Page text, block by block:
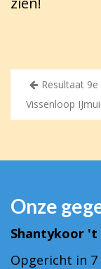
Bericht
navigatie
Resultaat 9e
Vissenloop
Onze
Shantykoor
Opgericht in 7